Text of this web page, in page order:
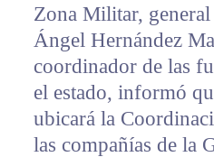
Zona Militar,
Ángel Hernández
coordinador de las
el estado, informó
ubicará la
las compañías de la